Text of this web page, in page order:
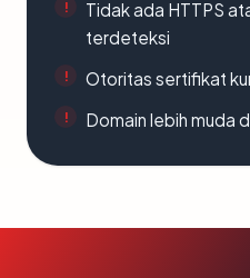
Tidak ada HTTPS
terdeteksi
Otoritas sertifikat
Domain lebih muda